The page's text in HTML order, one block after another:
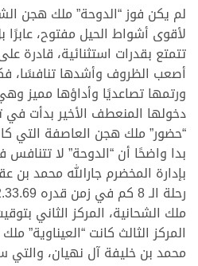
لم يكن فوز “الدوحة” ملك هجن
لأقوى أشواط الحيل مفتوح، عابرًا
تتمتع بقدرات استثنائية،
أصعب الظروف وأشدها تنافسًا،
ورتمها تصاعديًا وأداؤها مميز
دخولها المنعطف الأخير بدأت في
“حضور” ملك هجن العاصفة التي
بدا واضحًا أن “الدوحة” لا
بإدارة المخضرم جارالله محمد
المركز الثالث كانت “العيناوية”
محمد بن خليفة آل نهيان، والتي سجلت